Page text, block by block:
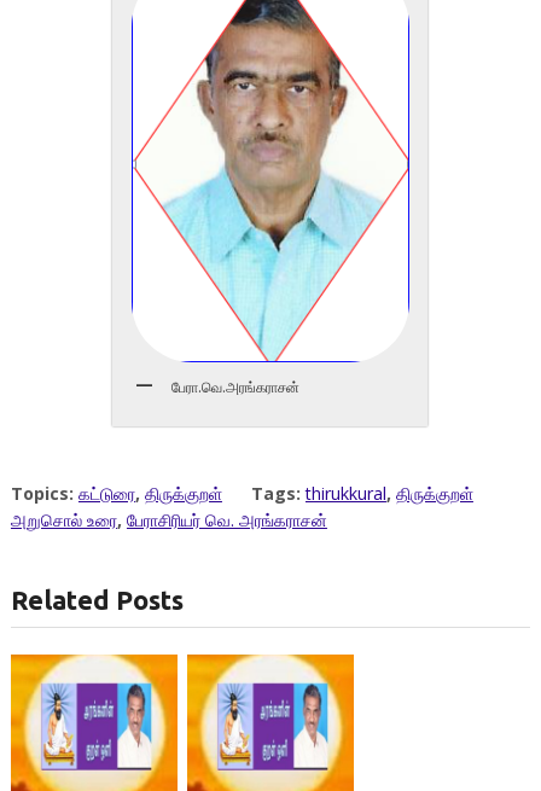
பேரா.வெ.அரங்கராசன்
Topics: கட்டுரை, திருக்குறள் Tags:thirukkural, திருக்குறள்
அறுசொல் உரை, பேராசிரியர் வெ. அரங்கராசன்
Related Posts